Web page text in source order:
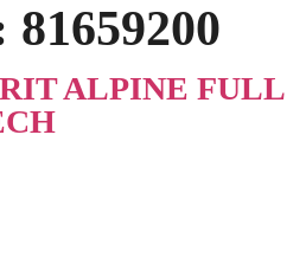
81659200
ALPINE FULL